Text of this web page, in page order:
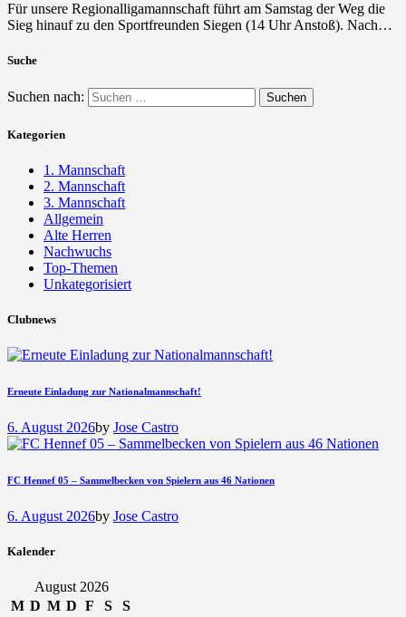
Für unsere Regionalligamannschaft führt am Samstag der Weg die
Sieg hinauf zu den Sportfreunden Siegen (14 Uhr Anstoß). Nach…
Suche
Suchen nach:
Kategorien
1. Mannschaft
2. Mannschaft
3. Mannschaft
Allgemein
Alte Herren
Nachwuchs
Top-Themen
Unkategorisiert
Clubnews
Erneute Einladung zur Nationalmannschaft!
6. August 2026by Jose Castro
FC Hennef 05 – Sammelbecken von Spielern aus 46 Nationen
6. August 2026by Jose Castro
Kalender
August 2026
M D M D F S
S